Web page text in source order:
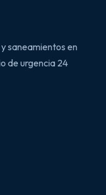
saneamientos en
de urgencia 24